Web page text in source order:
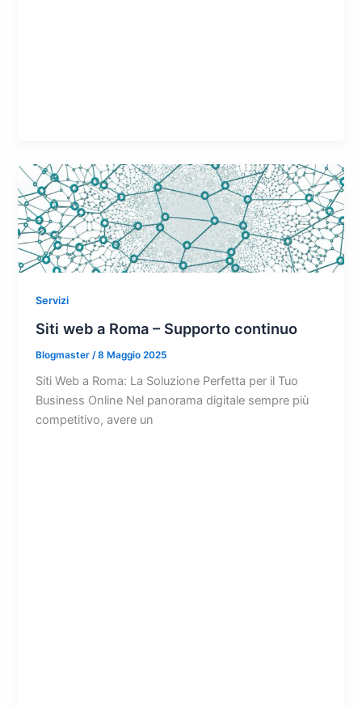
Servizi
Siti web a Roma – Supporto continuo
Blogmaster /8 Maggio 2025
Siti Web a Roma: La Soluzione Perfetta per il Tuo
Business Online Nel panorama digitale sempre più
competitivo, avere un